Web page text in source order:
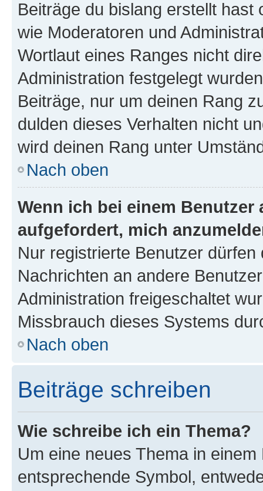
Beiträge du bislang erstellt
wie Moderatoren und
Wortlaut eines Ranges nicht
Administration festgelegt
Beiträge, nur um deinen Rang
dulden dieses Verhalten nicht
wird deinen Rang unter
Nach oben
Wenn ich bei einem
aufgefordert, mich
Nur registrierte Benutzer
Nachrichten an andere
Administration freigeschaltet
Missbrauch dieses Systems
Nach oben
Beiträge schreiben
Wie schreibe ich ein Thema?
Um eine neues Thema in
entsprechende Symbol,